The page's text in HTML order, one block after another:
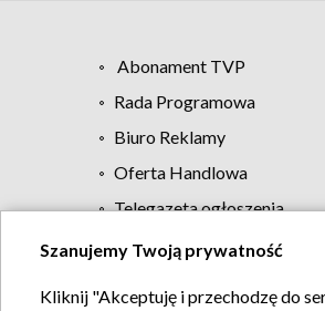
Abonament TVP
Rada Programowa
Biuro Reklamy
Oferta Handlowa
Telegazeta ogłoszenia
Szanujemy Twoją prywatność
Kliknij "Akceptuję i przechodzę do